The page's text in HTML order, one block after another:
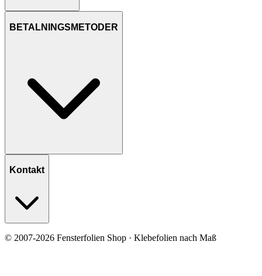
BETALNINGSMETODER
Kontakt
© 2007-2026 Fensterfolien Shop · Klebefolien nach Maß